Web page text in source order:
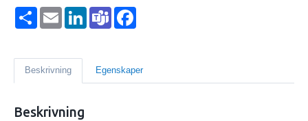
Dela Email LinkedInTeams
Beskrivning Egenskaper
Beskrivning